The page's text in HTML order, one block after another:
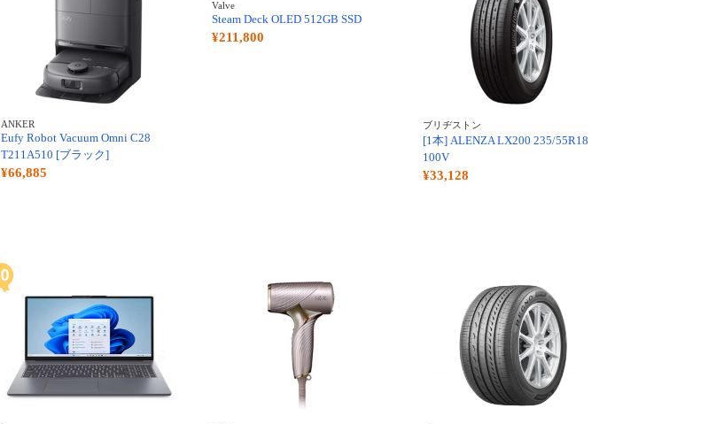
ANKER
Eufy Robot Vacuum Omni C28
T211A510 [ブラック]
¥66,885
Valve
Steam Deck OLED 512GB SSD
¥211,800
ブリヂストン
[1本] ALENZA LX200 235/55R18
100V
¥33,128